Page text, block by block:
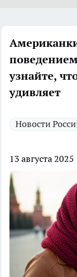
узнайте,
удивляет
Новости
13 августа 2025